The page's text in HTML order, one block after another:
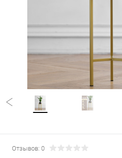
Отзывов: 0